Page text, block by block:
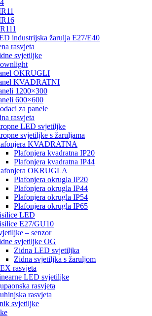
industrijska žarulja E27/E40
rasvjeta
svjetiljke
OKRUGLI
KVADRATNI
1200×300
600×600
za panele
rasvjeta
LED svjetiljke
svjetiljke s žaruljama
KVADRATNA
Plafonjera kvadratna IP20
Plafonjera kvadratna IP44
OKRUGLA
Plafonjera okrugla IP20
Plafonjera okrugla IP44
Plafonjera okrugla IP54
Plafonjera okrugla IP65
LED
E27/GU10
– senzor
svjetiljke OG
Zidna LED svjetiljka
Zidna svjetiljka s žaruljom
rasvjeta
LED svjetiljke
rasvjeta
rasvjeta
svjetiljke